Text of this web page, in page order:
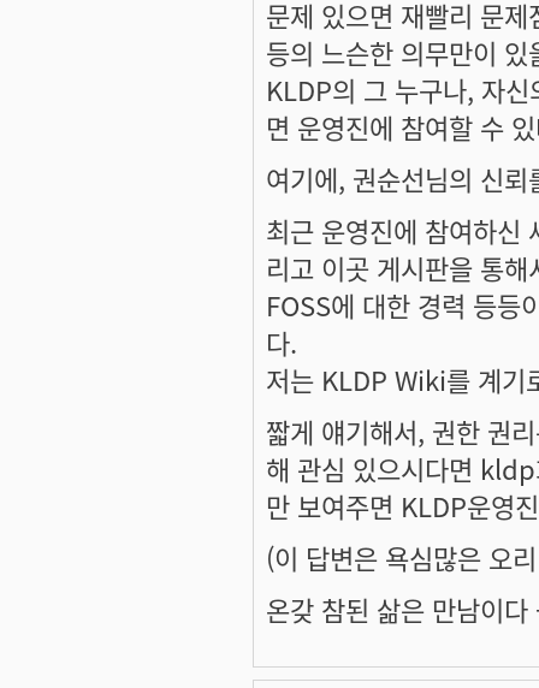
문제 있으면 재빨리 문
등의 느슨한 의무만이 있
KLDP의 그 누구나, 자
면 운영진에 참여할 수
여기에, 권순선님의 신
최근 운영진에 참여하
리고 이곳 게시판을 통
FOSS에 대한 경력 등등
다.
저는 KLDP Wiki를 계기
짧게 얘기해서, 권한 권
해 관심 있으시다면
만 보여주면 KLDP운영
(이 답변은 욕심많은 오
온갖 참된 삶은 만남이